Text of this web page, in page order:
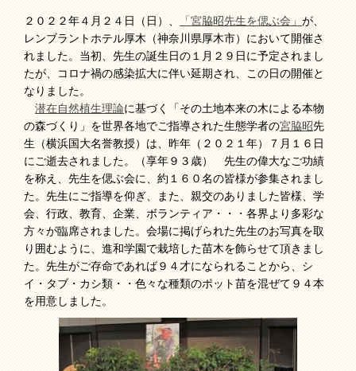
２０２２年４月２４日（日）、「宮脇昭先生を偲ぶ会」が、
レンブラントホテル厚木（神奈川県厚木市）において開催さ
れました。当初、先生の誕生日の１月２９日に予定されまし
たが、コロナ禍の感染拡大に伴い延期され、この日の開催と
なりました。
潜在自然植生理論に基づく「その土地本来の木による本物
の森づくり」を世界各地でご指導された生態学者の宮脇昭先
生（横浜国大名誉教授）は、昨年（２０２１年）７月１６日
にご逝去されました。（享年９３歳） 先生の偉大なご功績
を称え、先生を偲ぶ会に、約１６０名の皆様が参集されまし
た。先生にご指導を仰ぎ、また、親交のありました皆様、学
会、行政、教育、企業、ボランティア・・・各界より多彩な
方々が臨席されました。会場に掲げられた先生のお写真を取
り囲むように、進和学園で栽培した苗木を飾らせて頂きまし
た。先生がご存命であれば９４才になられることから、シ
イ・タブ・カシ類・・色々な種類のポット苗を混ぜて９４本
を用意しました。